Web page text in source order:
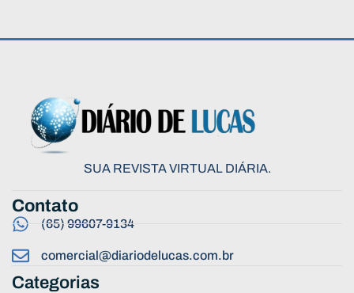
SUA REVISTA VIRTUAL DIÁRIA.
Contato
(65) 99607-9134
comercial@diariodelucas.com.br
Categorias